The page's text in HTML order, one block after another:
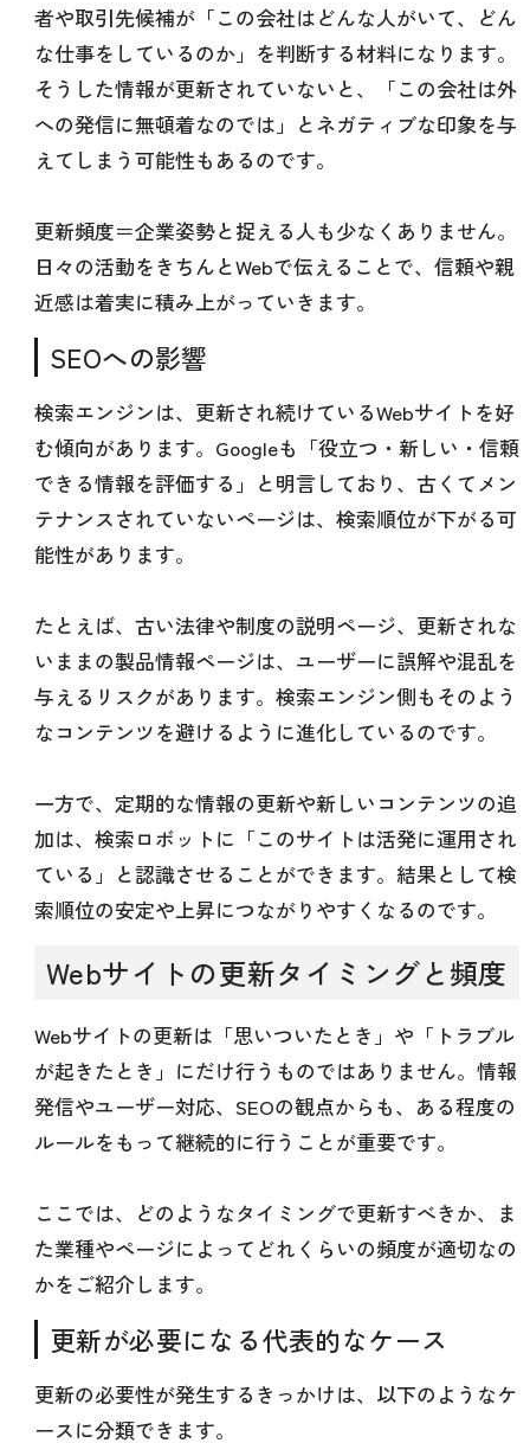
者や取引先候補が「この会社はどんな人がいて、どん
な仕事をしているのか」を判断する材料になります。
そうした情報が更新されていないと、「この会社は外
への発信に無頓着なのでは」とネガティブな印象を与
えてしまう可能性もあるのです。
更新頻度＝企業姿勢と捉える人も少なくありません。
日々の活動をきちんとWebで伝えることで、信頼や親
近感は着実に積み上がっていきます。
SEOへの影響
検索エンジンは、更新され続けているWebサイトを好
む傾向があります。Googleも「役立つ・新しい・信頼
できる情報を評価する」と明言しており、古くてメン
テナンスされていないページは、検索順位が下がる可
能性があります。
たとえば、古い法律や制度の説明ページ、更新されな
いままの製品情報ページは、ユーザーに誤解や混乱を
与えるリスクがあります。検索エンジン側もそのよう
なコンテンツを避けるように進化しているのです。
一方で、定期的な情報の更新や新しいコンテンツの追
加は、検索ロボットに「このサイトは活発に運用され
ている」と認識させることができます。結果として検
索順位の安定や上昇につながりやすくなるのです。
Webサイトの更新タイミングと頻度
Webサイトの更新は「思いついたとき」や「トラブル
が起きたとき」にだけ行うものではありません。情報
発信やユーザー対応、SEOの観点からも、ある程度の
ルールをもって継続的に行うことが重要です。
ここでは、どのようなタイミングで更新すべきか、ま
た業種やページによってどれくらいの頻度が適切なの
かをご紹介します。
更新が必要になる代表的なケース
更新の必要性が発生するきっかけは、以下のようなケ
ースに分類できます。